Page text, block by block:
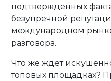
подтвержденных
безупречной
международном
разговора.
Что же ждет
топовых площадках?